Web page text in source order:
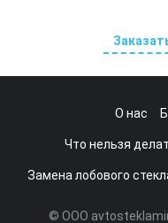
О нас
Что нельзя
Замена лобового
© ООО